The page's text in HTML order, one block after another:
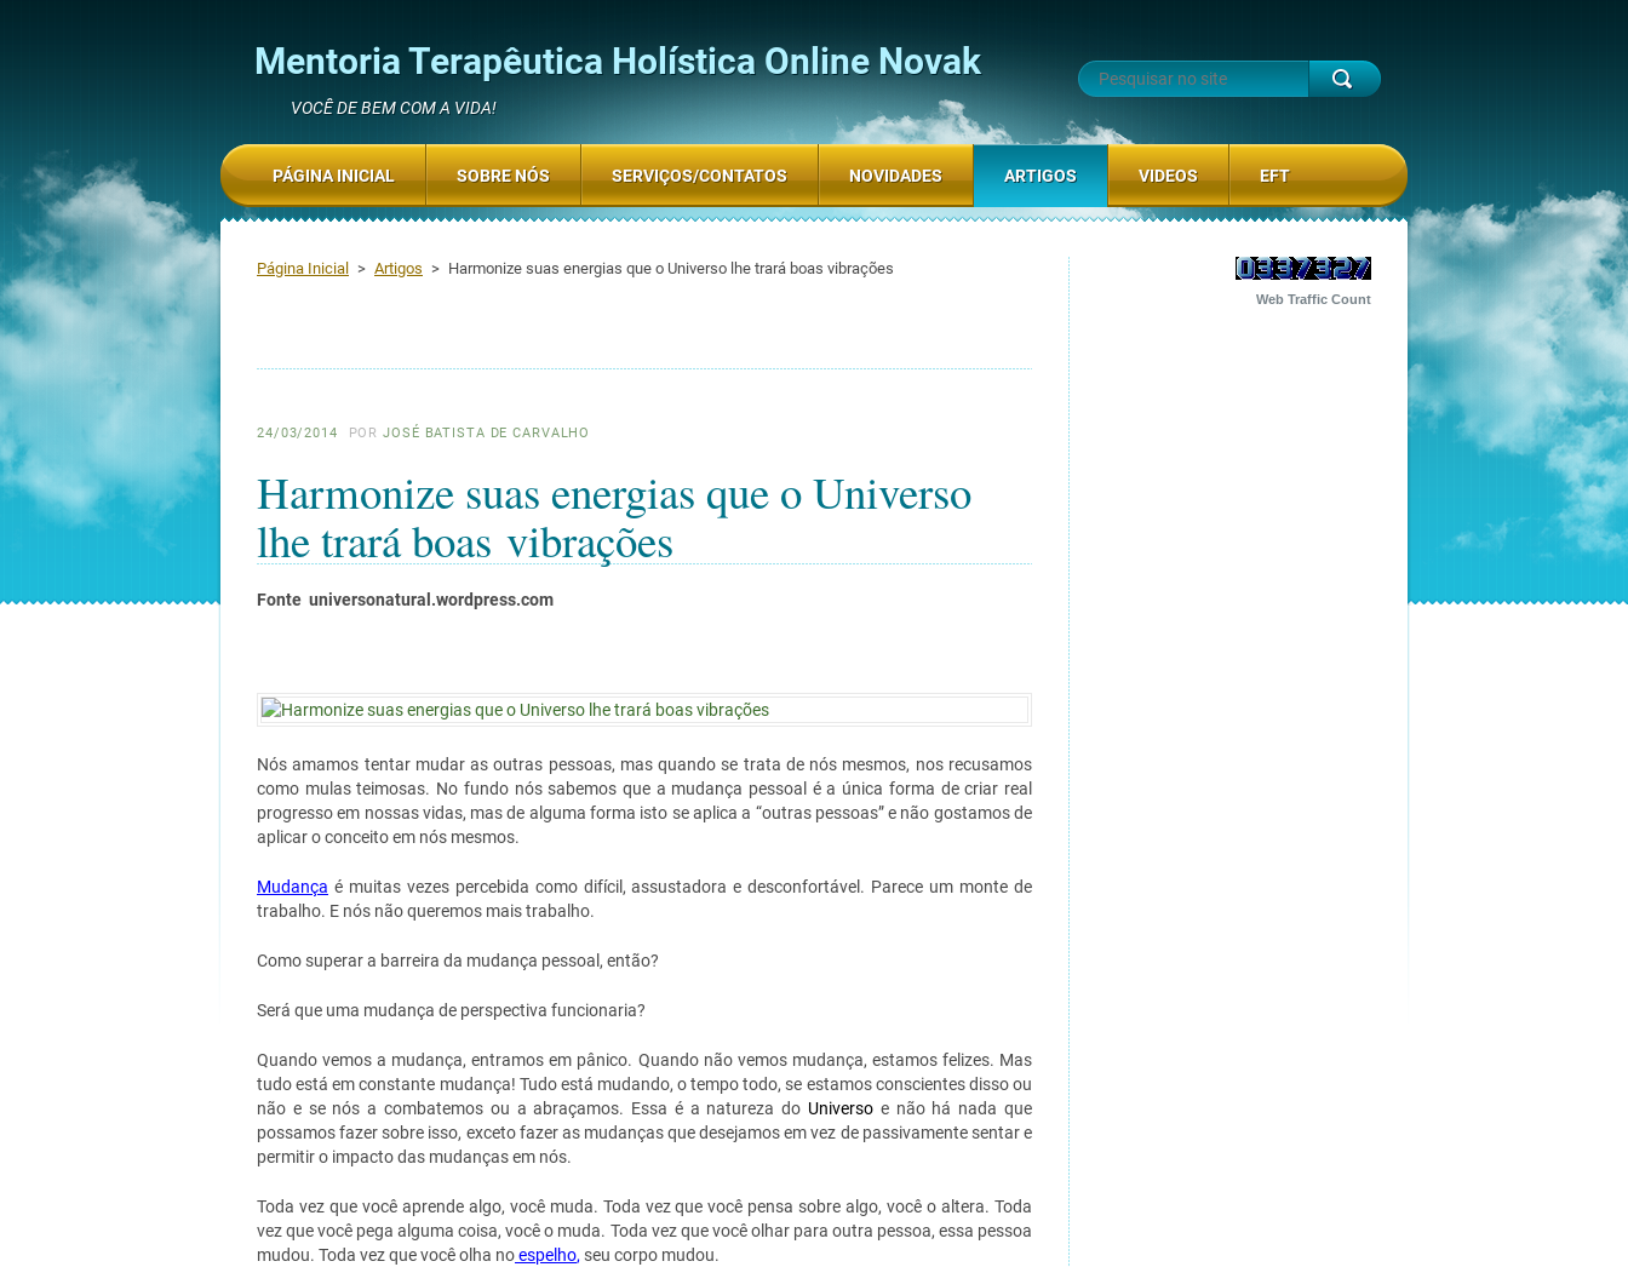
Mentoria Terapêutica Holística Online Novak
VOCÊ DE BEM COM A VIDA!
Página Inicial > Artigos > Harmonize suas energias que o Universo lhe trará boas vibrações
24/03/2014 PORJOSÉ BATISTA DE CARVALHO
Harmonize suas energias que o Universo
lhe trará boas vibrações
Fonte universonatural.wordpress.com
Nós amamos tentar mudar as outras pessoas, mas quando se trata de nós mesmos, nos recusamos
como mulas teimosas. No fundo nós sabemos que a mudança pessoal é a única forma de criar real
progresso em nossas vidas, mas de alguma forma isto se aplica a “outras pessoas” e não gostamos de
aplicar o conceito em nós mesmos.
Mudança é muitas vezes percebida como difícil, assustadora e desconfortável. Parece um monte de
trabalho. E nós não queremos mais trabalho.
Como superar a barreira da mudança pessoal, então?
Será que uma mudança de perspectiva funcionaria?
Quando vemos a mudança, entramos em pânico. Quando não vemos mudança, estamos felizes. Mas
tudo está em constante mudança! Tudo está mudando, o tempo todo, se estamos conscientes disso ou
não e se nós a combatemos ou a abraçamos. Essa é a natureza do Universo e não há nada que
possamos fazer sobre isso, exceto fazer as mudanças que desejamos em vez de passivamente sentar e
permitir o impacto das mudanças em nós.
Toda vez que você aprende algo, você muda. Toda vez que você pensa sobre algo, você o altera. Toda
vez que você pega alguma coisa, você o muda. Toda vez que você olhar para outra pessoa, essa pessoa
mudou. Toda vez que você olha noespelho, seu corpo mudou.
Web Traffic Count
PÁGINA INICIAL SOBRE NÓS SERVIÇOS/CONTATOS NOVIDADES ARTIGOS VIDEOS EFT